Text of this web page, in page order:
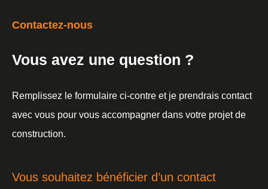
Contactez-nous
Vous avez une question ?
Remplissez le formulaire ci-contre et je prendrais contact
avec vous pour vous accompagner dans votre projet de
construction.
Vous souhaitez bénéficier d’un contact